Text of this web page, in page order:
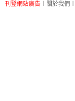
刊登網站廣告 關於我們